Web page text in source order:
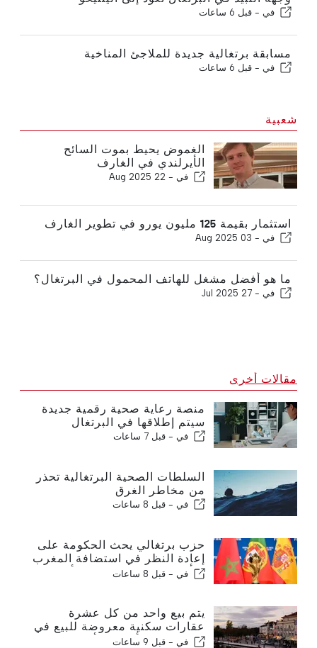
في - قبل 6 ساعات
مسابقة برتغالية جديدة للملاجئ المناخية
في - قبل 6 ساعات
شعبية
الغموض يحيط بموت السائح
الأيرلندي في الغارف
في - 22 Aug 2025
استثمار بقيمة 125 مليون يورو في تطوير الغارف
في - 03 Aug 2025
ما هو أفضل مشغل للهاتف المحمول في البرتغال؟
في - 27 Jul 2025
مقالات أخرى
منصة رعاية صحية رقمية جديدة
سيتم إطلاقها في البرتغال
في - قبل 7 ساعات
السلطات الصحية البرتغالية تحذر
من مخاطر الغرق
في - قبل 8 ساعات
حزب برتغالي يحث الحكومة على
إعادة النظر في استضافة المغرب
في - قبل 8 ساعات
يتم بيع واحد من كل عشرة
عقارات سكنية معروضة للبيع في
البرتغال في أقل من أسبوع
في - قبل 9 ساعات